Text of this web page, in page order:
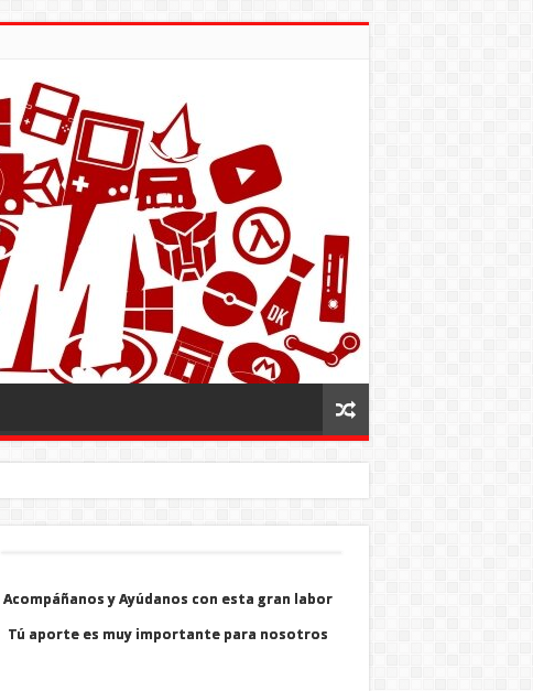
Acompáñanos y Ayúdanos con esta gran labor
Acompáñanos y Ayúdanos con esta gran labor
Tú aporte es muy importante para nosotros
Tú aporte es muy importante para nosotros